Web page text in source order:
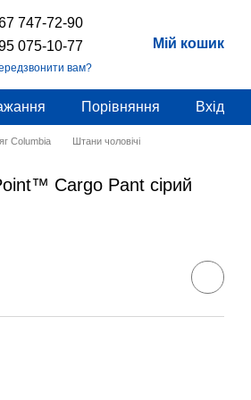
747-72-90
075-10-77
вам?
Мій кошик
Порівняння Вхід
Columbia
Штани чоловічі
Cargo Pant сірий